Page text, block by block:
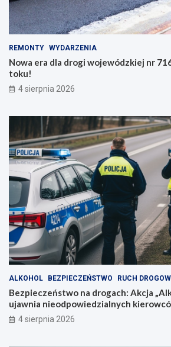
REMONTY WYDARZENIA
Nowa era dla drogi wojewódzkiej nr
toku!
4 sierpnia 2026
ALKOHOL BEZPIECZEŃSTWO RUCH
Bezpieczeństwo na drogach: Akcja
ujawnia nieodpowiedzialnych
4 sierpnia 2026